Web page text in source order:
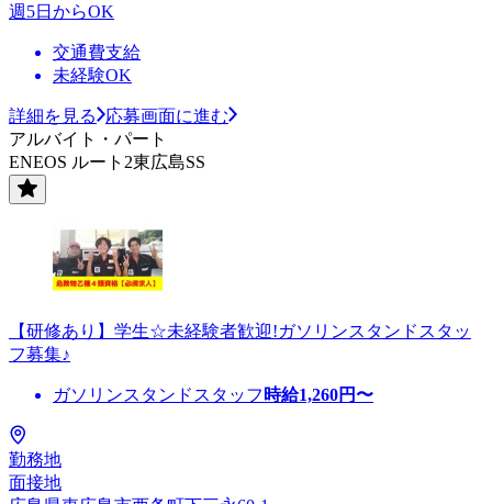
週5日からOK
交通費支給
未経験OK
詳細を見る
応募画面に進む
アルバイト・パート
ENEOS ルート2東広島SS
【研修あり】学生☆未経験者歓迎!ガソリンスタンドスタッ
フ募集♪
ガソリンスタンドスタッフ 時給1,260円〜
勤務地
面接地